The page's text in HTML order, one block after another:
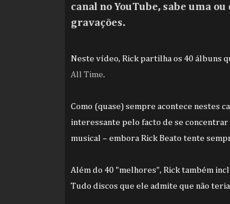
canal no YouTube, sabe uma
gravações.
Neste vídeo, Rick partilha os 40 álbuns
All Time.
Como (quase) sempre acontece nestes
interessante pelo facto de se
musical – embora Rick Beato tente
Além do 40 "melhores", Rick também
Tudo discos que ele admite que não